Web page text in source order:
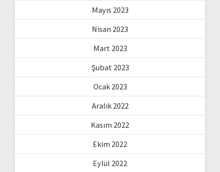
Mayıs 2023
Nisan 2023
Mart 2023
Şubat 2023
Ocak 2023
Aralık 2022
Kasım 2022
Ekim 2022
Eylül 2022